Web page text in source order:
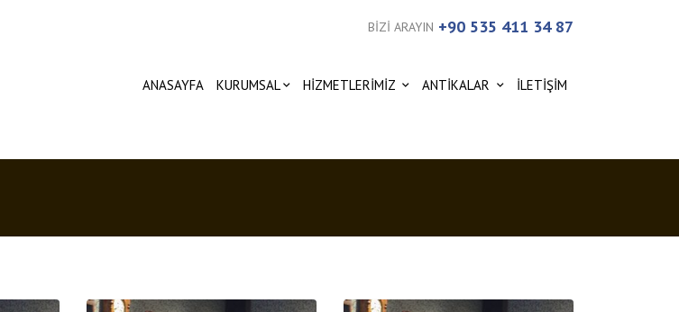
BİZİ ARAYIN +90 535 411 34 87
ANASAYFA KURUMSAL HİZMETLERİMİZ ANTİKALAR İLETİŞİM